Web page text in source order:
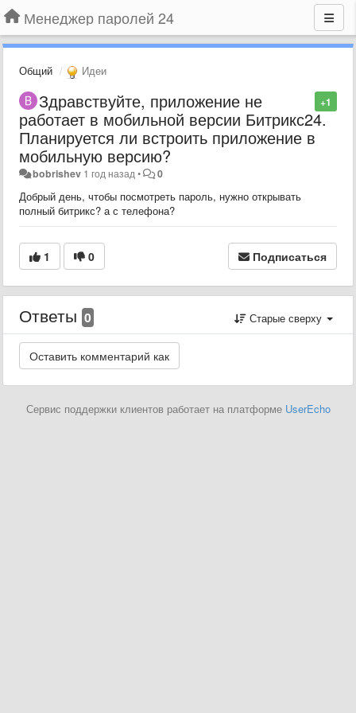
Менеджер паролей 24
Общий Идеи
+1
Здравствуйте, приложение не
работает в мобильной версии Битрикс24.
Планируется ли встроить приложение в
мобильную версию?
bobrishev 1 год назад • 0
Добрый день, чтобы посмотреть пароль, нужно открывать
полный битрикс? а с телефона?
1 0 Подписаться
Ответы 0 Старые сверху
Сервис поддержки клиентов работает на платформе UserEcho